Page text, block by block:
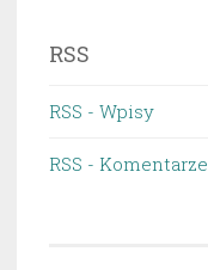
RSS
RSS - Wpisy
RSS - Komentarze